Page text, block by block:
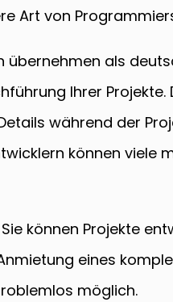
Art von
als
Ihrer Projekte.
während der
können viele
können Projekte
eines
möglich.